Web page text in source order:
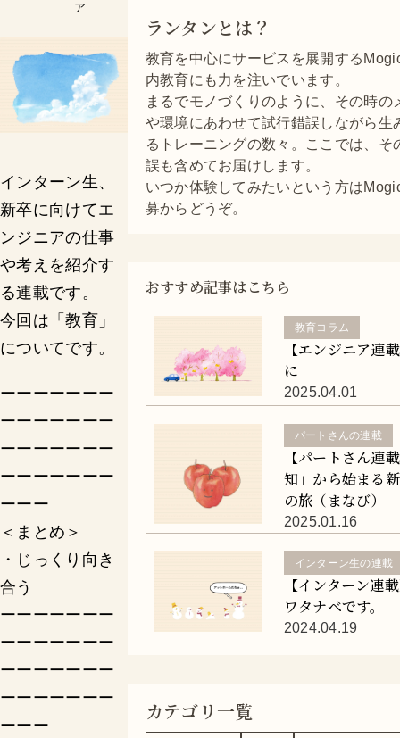
ア
インターン生、
新卒に向けてエ
ンジニアの仕事
や考えを紹介す
る連載です。
今回は「教育」
についてです。
ーーーーーーー
ーーーーーーー
ーーーーーーー
ーーーーーーー
ーーー
＜まとめ＞
・じっくり向き
合う
ーーーーーーー
ーーーーーーー
ーーーーーーー
ーーーーーーー
ーーー
ランタンとは？
教育を中心にサービスを展開する
内教育にも力を注いでいます。
まるでモノづくりのように、その時の
や環境にあわせて試行錯誤しながら生
るトレーニングの数々。ここでは、そ
誤も含めてお届けします。
いつか体験してみたいという方は
募からどうぞ。
おすすめ記事はこちら
教育コラム
【エンジニア連
に
2025.04.01
パートさんの連載
【パートさん連
知」から始まる
の旅（まなび）
2025.01.16
インターン生の連載
【インターン連
ワタナベです。
2024.04.19
カテゴリ一覧